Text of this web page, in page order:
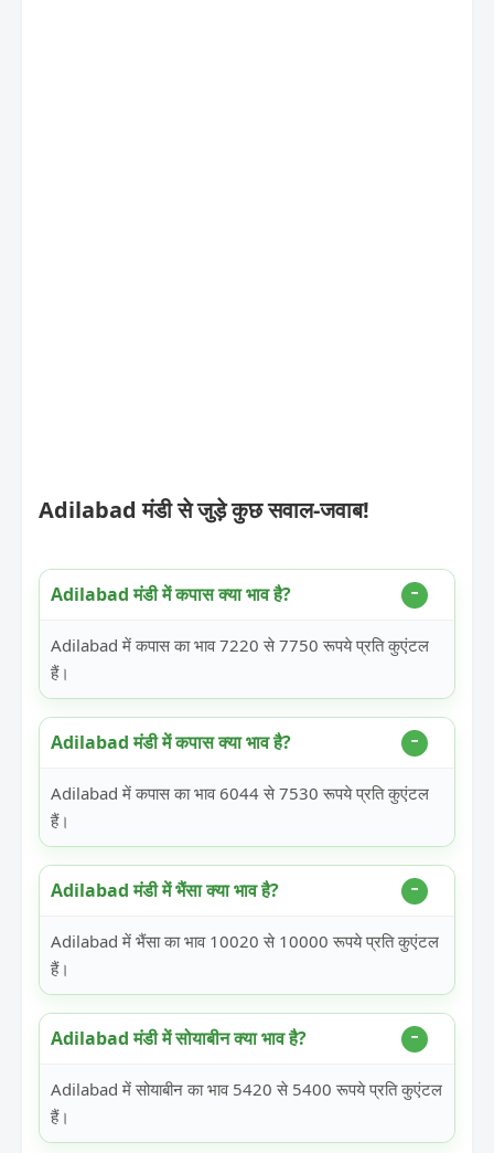
Adilabad मंडी से जुड़े कुछ सवाल-जवाब!
Adilabad मंडी में कपास क्या भाव है?
Adilabad में कपास का भाव 7220 से 7750 रूपये प्रति कुएंटल
हैं।
Adilabad मंडी में कपास क्या भाव है?
Adilabad में कपास का भाव 6044 से 7530 रूपये प्रति कुएंटल
हैं।
Adilabad मंडी में भैंसा क्या भाव है?
Adilabad में भैंसा का भाव 10020 से 10000 रूपये प्रति कुएंटल
हैं।
Adilabad मंडी में सोयाबीन क्या भाव है?
Adilabad में सोयाबीन का भाव 5420 से 5400 रूपये प्रति कुएंटल
हैं।